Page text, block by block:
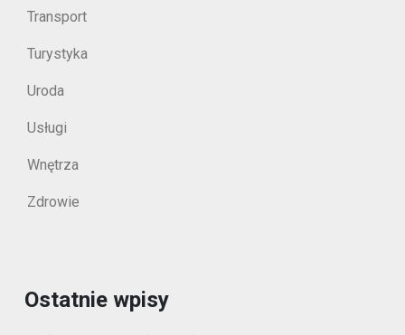
Transport
Turystyka
Uroda
Usługi
Wnętrza
Zdrowie
Ostatnie wpisy